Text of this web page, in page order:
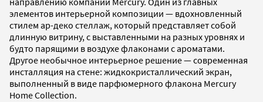
элементов интерьерной композиции — вдохновленный
стилем ар-деко стеллаж, который представляет собой
длинную витрину, с выставленными на разных уровнях и
будто парящими в воздухе флаконами с ароматами.
Другое необычное интерьерное решение — современная
инсталляция на стене: жидкокристаллический экран,
выполненный в виде парфюмерного флакона Mercury
Home Collection.